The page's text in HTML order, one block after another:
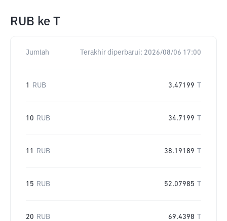
RUB ke T
Jumlah Terakhir diperbarui: 2026/08/06 17:00
1 RUB 3.47199
10 RUB 34.7199
11 RUB 38.19189
15 RUB 52.07985
20 RUB 69.4398